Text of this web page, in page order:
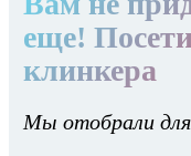
еще!
клинкера
Мы отобрали